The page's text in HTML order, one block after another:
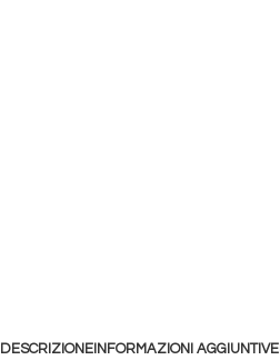
DESCRIZIONE INFORMAZIONI AGGIUNTIVE